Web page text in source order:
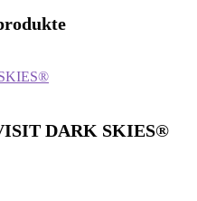
DARK SKIES®